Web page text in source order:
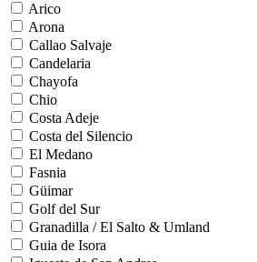
Arico
Arona
Callao Salvaje
Candelaria
Chayofa
Chio
Costa Adeje
Costa del Silencio
El Medano
Fasnia
Güimar
Golf del Sur
Granadilla / El Salto & Umland
Guia de Isora